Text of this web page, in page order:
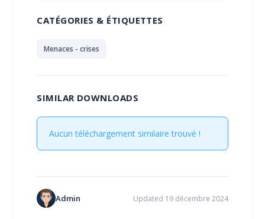
CATÉGORIES & ÉTIQUETTES
Menaces - crises
SIMILAR DOWNLOADS
Aucun téléchargement similaire trouvé !
Admin Updated 19 décembre 2024